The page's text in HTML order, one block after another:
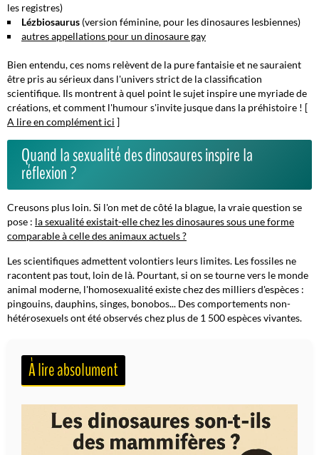
les registres)
Lézbiosaurus (version féminine, pour les dinosaures lesbiennes)
autres appellations pour un dinosaure gay
Bien entendu, ces noms relèvent de la pure fantaisieet ne sauraient
être pris au sérieux dans l'univers strict de la classification
scientifique. Ils montrent à quel point le sujet inspire une myriade de
créations, et comment l'humour s'invite jusque dans la préhistoire ! [
A lire en complément ici ]
Quand la sexualité des dinosaures inspire la
réflexion ?
Creusons plus loin. Si l'on met de côté la blague, la vraie question se
pose : la sexualité existait-elle chez les dinosaures sous une forme
comparable à celle des animaux actuels ?
Les scientifiques admettent volontiers leurs limites. Les fossiles ne
racontent pas tout, loin de là. Pourtant, si on se tourne vers le monde
animal moderne, l'homosexualité existe chez des milliers d'espèces :
pingouins, dauphins, singes, bonobos... Des comportements non-
hétérosexuels ont été observés chez plus de 1 500 espèces vivantes.
À lire absolument